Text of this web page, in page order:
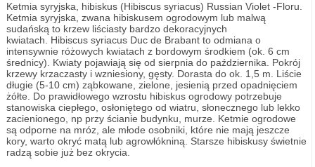
Ketmia syryjska, hibiskus (Hibiscus syriacus) Russian Violet -Floru.
Ketmia syryjska, zwana hibiskusem ogrodowym lub malwą
sudańską to krzew liściasty bardzo dekoracyjnych
kwiatach. Hibiscus syriacus Duc de Brabant to odmiana o
intensywnie różowych kwiatach z bordowym środkiem (ok. 6 cm
średnicy). Kwiaty pojawiają się od sierpnia do października. Pokrój
krzewy krzaczasty i wzniesiony, gęsty. Dorasta do ok. 1,5 m. Liście
długie (5-10 cm) ząbkowane, zielone, jesienią przed opadnięciem
żółte. Do prawidłowego wzrostu hibiskus ogrodowy potrzebuje
stanowiska ciepłego, osłoniętego od wiatru, słonecznego lub lekko
zacienionego, np przy ścianie budynku, murze. Ketmie ogrodowe
są odporne na mróz, ale młode osobniki, które nie mają jeszcze
kory, warto okryć matą lub agrowłókniną. Starsze hibiskusy świetnie
radzą sobie już bez okrycia.